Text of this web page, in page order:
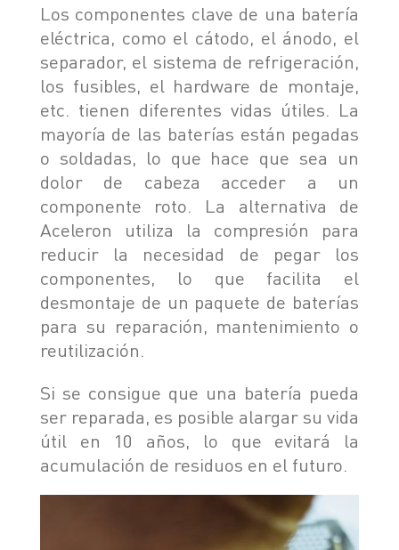
Los componentes clave de una batería
eléctrica, como el cátodo, el ánodo, el
separador, el sistema de refrigeración,
los fusibles, el hardware de montaje,
etc. tienen diferentes vidas útiles. La
mayoría de las baterías están pegadas
o soldadas, lo que hace que sea un
dolor de cabeza acceder a un
componente roto. La alternativa de
Aceleron utiliza la compresión para
reducir la necesidad de pegar los
componentes, lo que facilita el
desmontaje de un paquete de baterías
para su reparación, mantenimiento o
reutilización.
Si se consigue que una batería pueda
ser reparada, es posible alargar su vida
útil en 10 años, lo que evitará la
acumulación de residuos en el futuro.